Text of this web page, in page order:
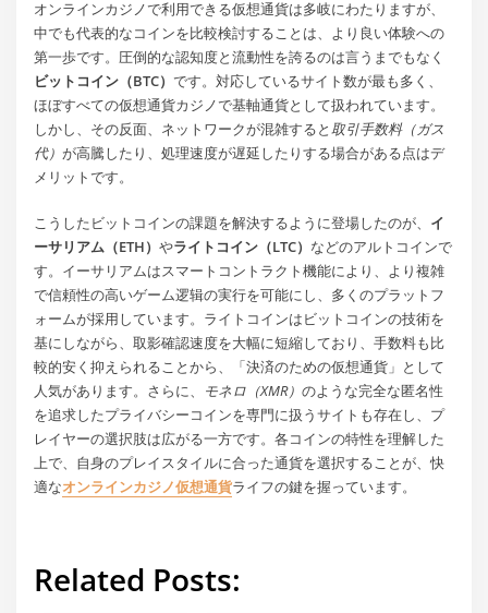
オンラインカジノで利用できる仮想通貨は多岐にわたりますが、
中でも代表的なコインを比較検討することは、より良い体験への
第一歩です。圧倒的な認知度と流動性を誇るのは言うまでもなく
ビットコイン（BTC）です。対応しているサイト数が最も多く、
ほぼすべての仮想通貨カジノで基軸通貨として扱われています。
しかし、その反面、ネットワークが混雑すると取引手数料（ガス
代）が高騰したり、処理速度が遅延したりする場合がある点はデ
メリットです。
こうしたビットコインの課題を解決するように登場したのが、 イ
ーサリアム（ETH）やライトコイン（LTC） などのアルトコインで
す。イーサリアムはスマートコントラクト機能により、より複雑
で信頼性の高いゲーム逻辑の実行を可能にし、多くのプラットフ
ォームが採用しています。ライトコインはビットコインの技術を
基にしながら、取影確認速度を大幅に短縮しており、手数料も比
較的安く抑えられることから、「決済のための仮想通貨」として
人気があります。さらに、 モネロ（XMR）のような完全な匿名性
を追求したプライバシーコインを専門に扱うサイトも存在し、プ
レイヤーの選択肢は広がる一方です。各コインの特性を理解した
上で、自身のプレイスタイルに合った通貨を選択することが、快
適なオンラインカジノ仮想通貨ライフの鍵を握っています。
Related Posts: